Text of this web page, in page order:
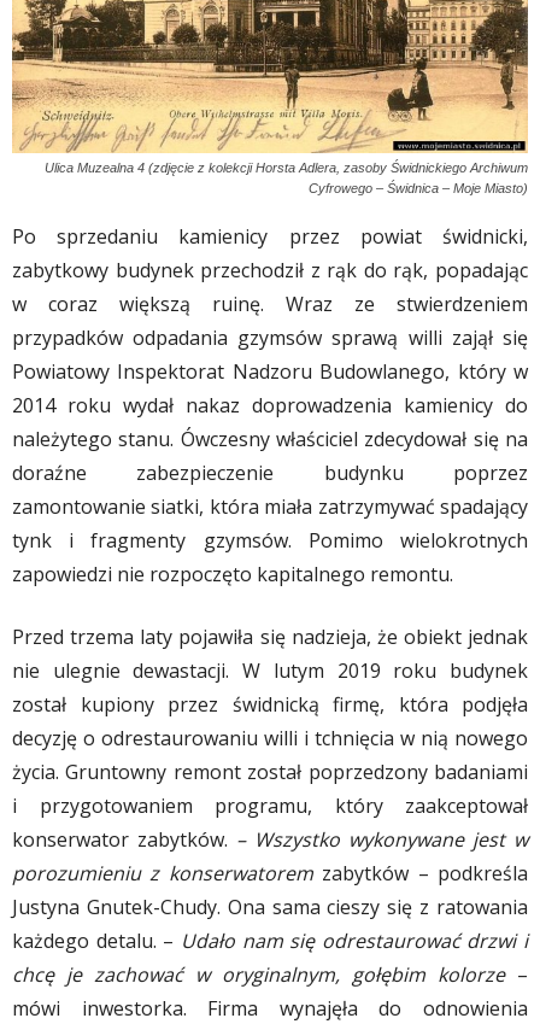
Ulica Muzealna 4 (zdjęcie z kolekcji Horsta Adlera, zasoby Świdnickiego Archiwum
Cyfrowego – Świdnica – Moje Miasto)
Po sprzedaniu kamienicy przez powiat świdnicki,
zabytkowy budynek przechodził z rąk do rąk, popadając
w coraz większą ruinę. Wraz ze stwierdzeniem
przypadków odpadania gzymsów sprawą willi zajął się
Powiatowy Inspektorat Nadzoru Budowlanego, który w
2014 roku wydał nakaz doprowadzenia kamienicy do
należytego stanu. Ówczesny właściciel zdecydował się na
doraźne zabezpieczenie budynku poprzez
zamontowanie siatki, która miała zatrzymywać spadający
tynk i fragmenty gzymsów. Pomimo wielokrotnych
zapowiedzi nie rozpoczęto kapitalnego remontu.
Przed trzema laty pojawiła się nadzieja, że obiekt jednak
nie ulegnie dewastacji. W lutym 2019 roku budynek
został kupiony przez świdnicką firmę, która podjęła
decyzję o odrestaurowaniu willi i tchnięcia w nią nowego
życia. Gruntowny remont został poprzedzony badaniami
i przygotowaniem programu, który zaakceptował
konserwator zabytków. – Wszystko wykonywane jest w
porozumieniu z konserwatoremzabytków – podkreśla
Justyna Gnutek-Chudy. Ona sama cieszy się z ratowania
każdego detalu. – Udało nam się odrestaurować drzwi i
chcę je zachować w oryginalnym, gołębim kolorze–
mówi inwestorka. Firma wynajęła do odnowienia